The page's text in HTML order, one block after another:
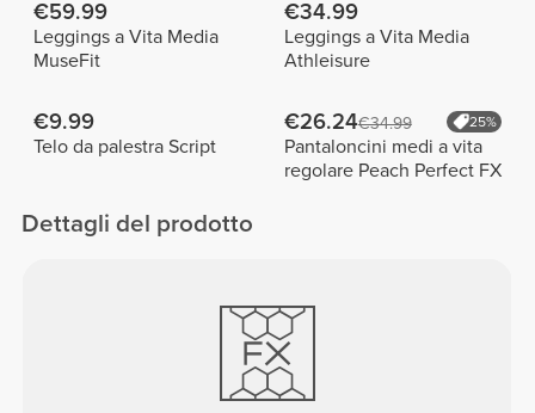
€59.99
Leggings a Vita Media
MuseFit
€34.99
Leggings a Vita Media
Athleisure
€9.99
Telo da palestra Script
€26.24€34.99 25%
Pantaloncini medi a vita
regolare Peach Perfect FX
Dettagli del prodotto